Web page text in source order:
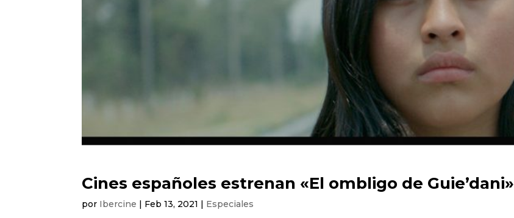
Cines españoles estrenan «El ombligo de Guie’dani»
por Ibercine | Feb 13, 2021 | Especiales